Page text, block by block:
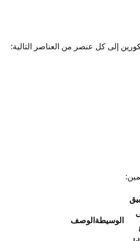
إلى كل عنصر من العناصر التالية:
الوسيطة‏‏الوصف